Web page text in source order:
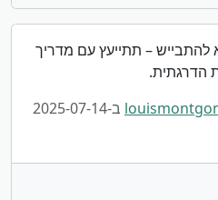
להתבייש – תתייעץ עם מדריך
הדרגתית.
ב-2025-07-14